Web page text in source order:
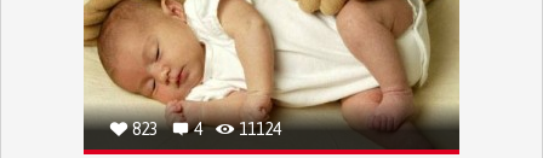
823 4 11124